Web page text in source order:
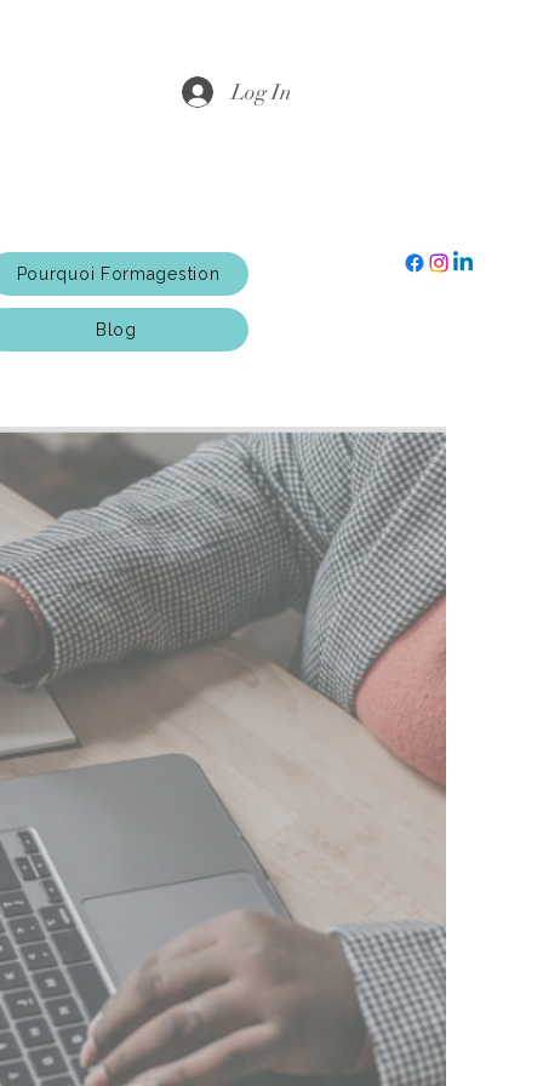
Log In
Pourquoi Formagestion
Blog